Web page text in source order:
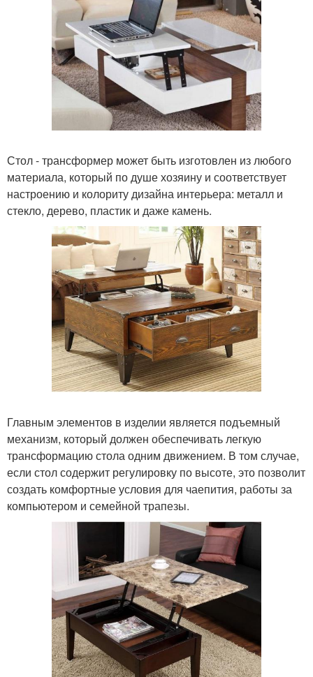
Стол - трансформер может быть изготовлен из любого
материала, который по душе хозяину и соответствует
настроению и колориту дизайна интерьера: металл и
стекло, дерево, пластик и даже камень.
Главным элементов в изделии является подъемный
механизм, который должен обеспечивать легкую
трансформацию стола одним движением. В том случае,
если стол содержит регулировку по высоте, это позволит
создать комфортные условия для чаепития, работы за
компьютером и семейной трапезы.